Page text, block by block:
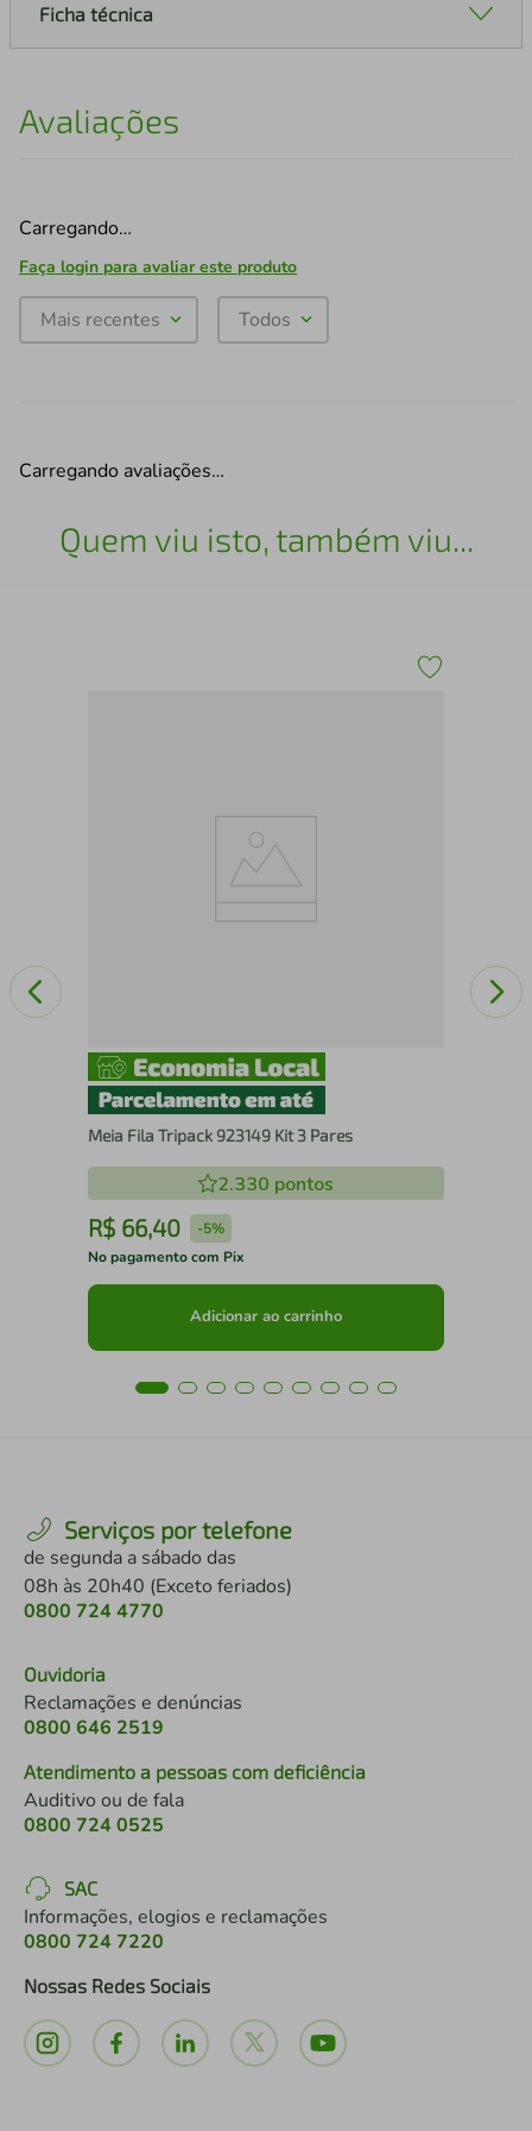
Ficha técnica
Avaliações
Carregando…
Faça login para avaliar este produto
Mais recentes Todos
Carregando avaliações…
Quem viu isto, também viu...
Meia Fila Tripack 923149 Kit 3 Pares
2.330 pontos
R$ 66,40 -5%
No pagamento com Pix
Adicionar ao carrinho
Serviços por telefone
de segunda a sábado das
08h às 20h40 (Exceto feriados)
0800 724 4770
Ouvidoria
Reclamações e denúncias
0800 646 2519
Atendimento a pessoas com deficiência
Auditivo ou de fala
0800 724 0525
SAC
Informações, elogios e reclamações
0800 724 7220
Nossas Redes Sociais